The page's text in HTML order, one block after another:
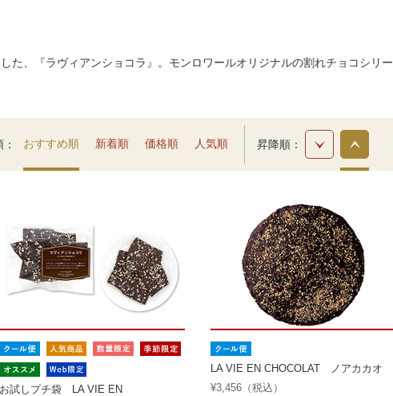
た、『ラヴィアンショコラ』。モンロワールオリジナルの割れチョコシリー
おすすめ順 新着順 価格順 人気順 昇降順
お試しプチ袋 LA VIE EN
LA VIE EN CHOCOLAT ノアカカオ
¥3,456（税込）